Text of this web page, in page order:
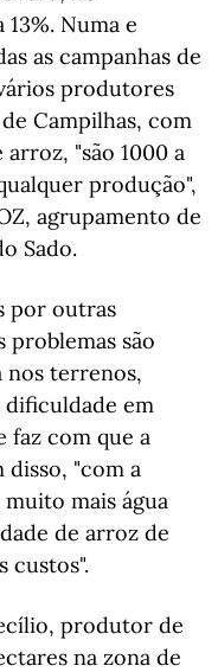
Numa e
as campanhas de
produtores
Campilhas, com
"são 1000 a
produção",
agrupamento de
Sado.
por outras
problemas são
nos terrenos,
dificuldade em
faz com que a
"com a
mais água
de arroz de
custos".
produtor de
na zona de